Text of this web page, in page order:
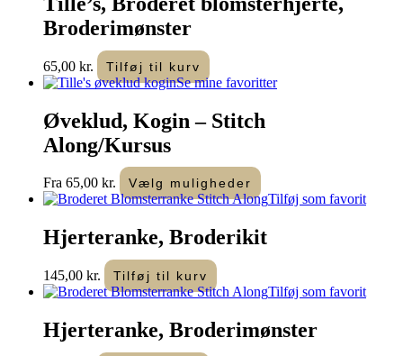
Broderimønster
65,00 kr. Tilføj til kurv
Se mine favoritter
Øveklud, Kogin – Stitch
Along/Kursus
Fra 65,00 kr. Vælg muligheder
vare
flere
varianter.
vælges
varesiden
Tilføj som favorit
Hjerteranke, Broderikit
145,00 kr. Tilføj til kurv
Tilføj som favorit
Hjerteranke, Broderimønster